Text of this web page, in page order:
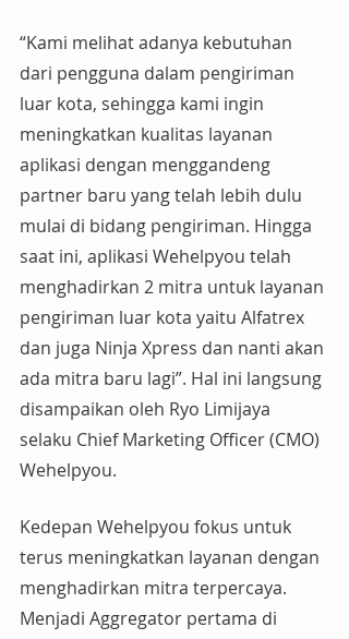
“Kami melihat adanya kebutuhan
dari pengguna dalam pengiriman
luar kota, sehingga kami ingin
meningkatkan kualitas layanan
aplikasi dengan menggandeng
partner baru yang telah lebih dulu
mulai di bidang pengiriman. Hingga
saat ini, aplikasi Wehelpyou telah
menghadirkan 2 mitra untuk layanan
pengiriman luar kota yaitu Alfatrex
dan juga Ninja Xpress dan nanti akan
ada mitra baru lagi”. Hal ini langsung
disampaikan oleh Ryo Limijaya
selaku Chief Marketing Officer (CMO)
Wehelpyou.
Kedepan Wehelpyou fokus untuk
terus meningkatkan layanan dengan
menghadirkan mitra terpercaya.
Menjadi Aggregator pertama di